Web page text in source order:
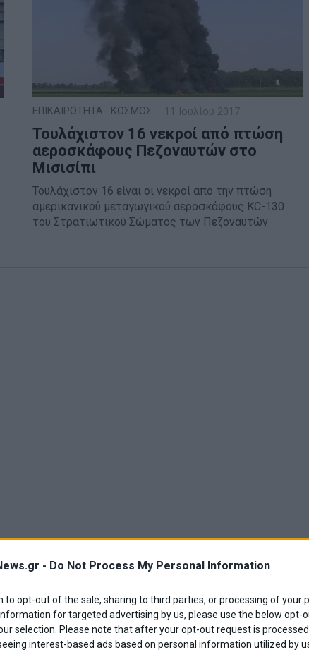
- Do Not Process My Personal Information
to opt-out of the sale, sharing to third parties, or processing of your
for targeted advertising by us, please use the below opt-
selection. Please note that after your opt-out request is
interest-based ads based on personal information utilized by
ΕΠΙΚΑΙΡΟΤΗΤΑ ΚΟΣΜΟΣ 11 Ιουλίου 2017
Τουλάχιστον 16 νεκροί από πτώση
αεροσκάφους Πεζοναυτών στο
Μισισίπι
Τουλάχιστον 16 είναι οι νεκροί από την πτώση
αμερικανικού μεταγωγικού αεροσκάφους KC-130
του Στρατιωτικού Σώματος των Πεζοναυτών